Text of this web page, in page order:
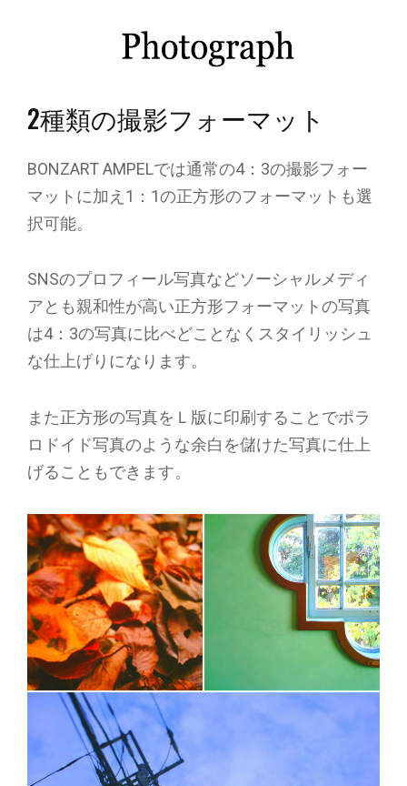
2種類の撮影フォーマット
BONZART AMPELでは通常の4：3の撮影フォー
マットに加え1：1の正方形のフォーマットも選
択可能。
SNSのプロフィール写真などソーシャルメディ
アとも親和性が高い正方形フォーマットの写真
は4：3の写真に比べどことなくスタイリッシュ
な仕上げりになります。
また正方形の写真をＬ版に印刷することでポラ
ロドイド写真のような余白を儲けた写真に仕上
げることもできます。